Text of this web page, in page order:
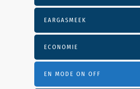
EARGASMEEK
ECONOMIE
EN MODE ON OFF